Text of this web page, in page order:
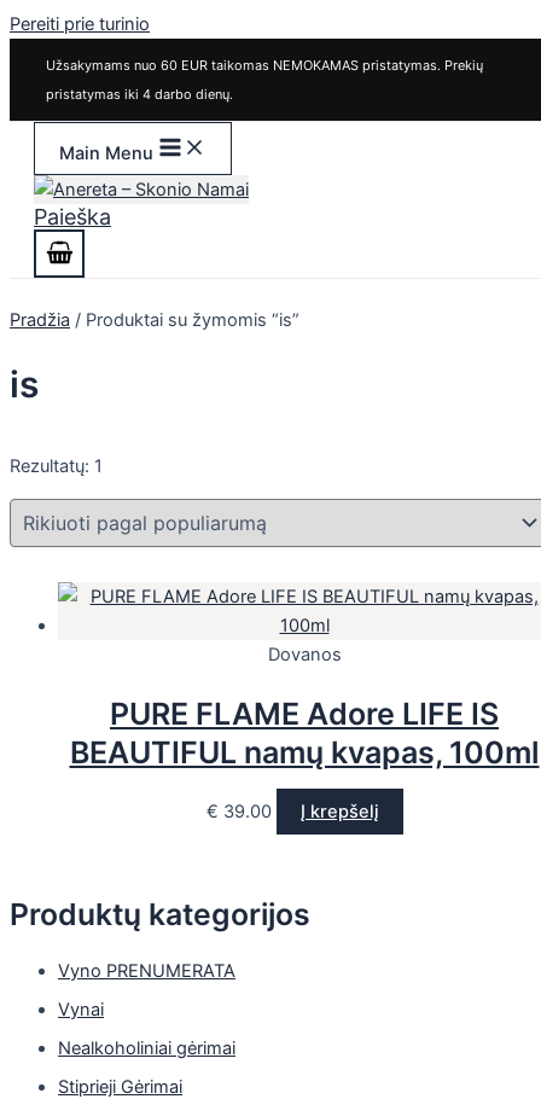
Pereiti prie turinio
Užsakymams nuo 60 EUR taikomas NEMOKAMAS pristatymas. Prekių
pristatymas iki 4 darbo dienų.
Main Menu
Paieška
Produktų kategorijos
Vyno PRENUMERATA
Vynai
Nealkoholiniai gėrimai
Stiprieji Gėrimai
Pradžia / Produktai su žymomis “is”
is
Rezultatų: 1
Dovanos
PURE FLAME Adore LIFE IS
BEAUTIFUL namų kvapas, 100ml
€ 39.00 Į krepšelį